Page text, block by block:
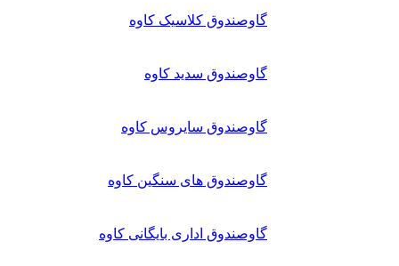
گاوصندوق کلاسیک کاوه
گاوصندوق سدید کاوه
گاوصندوق سایروس کاوه
گاوصندوق های سنگین کاوه
گاوصندوق اداری بایگانی کاوه